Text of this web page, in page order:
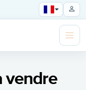
vendre